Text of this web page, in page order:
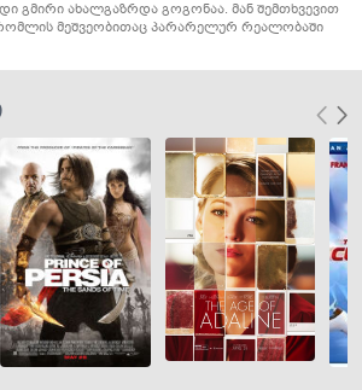
გმირი ახალგაზრდა გოგონაა. მან შემთხვევით
რომლის მეშვეობითაც პარარელურ რეალობაში